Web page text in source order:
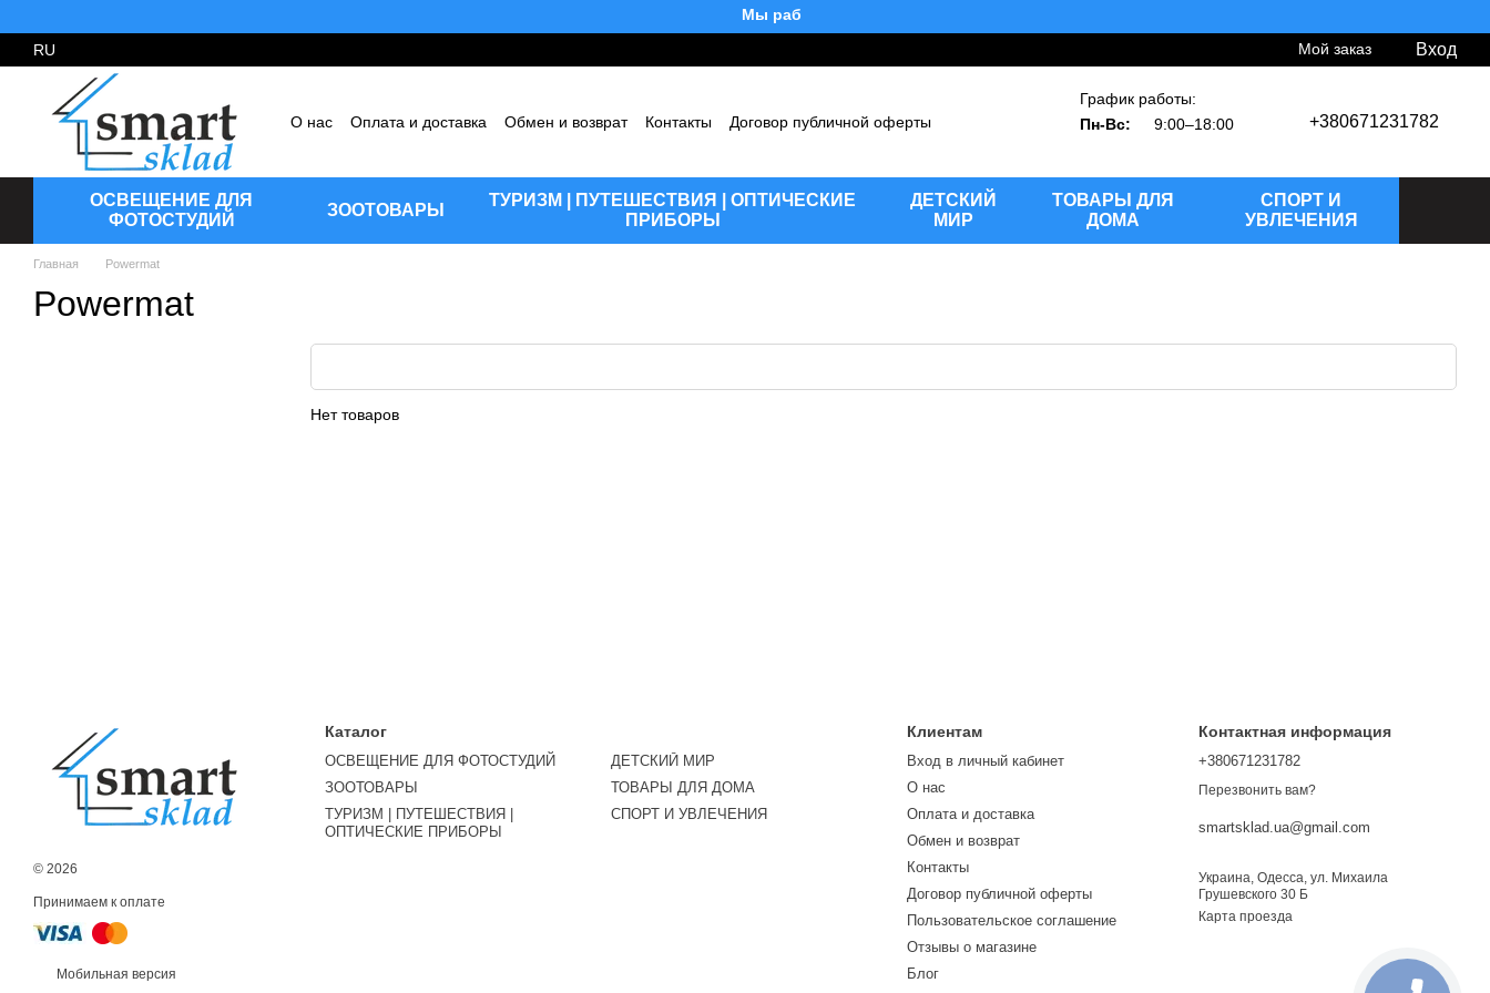
Мы работаем!
RU
Мой заказ Вход
О нас Оплата и доставка Обмен и возврат Контакты
Договор публичной оферты
График работы:
Пн-Вс:
9:00–18:00 +380671231782
ОСВЕЩЕНИЕ ДЛЯ
ФОТОСТУДИЙ
ЗООТОВАРЫ
ТУРИЗМ | ПУТЕШЕСТВИЯ | ОПТИЧЕСКИЕ
ПРИБОРЫ
ДЕТСКИЙ
МИР
ТОВАРЫ ДЛЯ
ДОМА
СПОРТ И
УВЛЕЧЕНИЯ
Главная Powermat
Powermat
Нет товаров
© 2026
Принимаем к оплате
Мобильная версия
Каталог
ОСВЕЩЕНИЕ ДЛЯ ФОТОСТУДИЙ
ЗООТОВАРЫ
ТУРИЗМ | ПУТЕШЕСТВИЯ |
ОПТИЧЕСКИЕ ПРИБОРЫ
ДЕТСКИЙ МИР
ТОВАРЫ ДЛЯ ДОМА
СПОРТ И УВЛЕЧЕНИЯ
Клиентам
Вход в личный кабинет
О нас
Оплата и доставка
Обмен и возврат
Контакты
Договор публичной оферты
Пользовательское соглашение
Отзывы о магазине
Блог
Контактная информация
+380671231782
Перезвонить вам?
smartsklad.ua@gmail.com
Украина, Одесса, ул. Михаила
Грушевского 30 Б
Карта проезда